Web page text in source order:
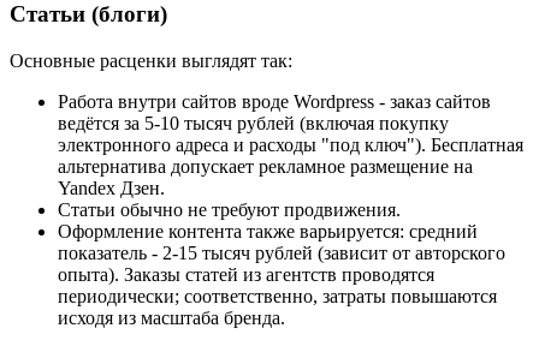
Статьи (блоги)
Основные расценки выглядят так:
Работа внутри сайтов вроде Wordpress - заказ сайтов
ведётся за 5-10 тысяч рублей (включая покупку
электронного адреса и расходы "под ключ"). Бесплатная
альтернатива допускает рекламное размещение на
Yandex Дзен.
Статьи обычно не требуют продвижения.
Оформление контента также варьируется: средний
показатель - 2-15 тысяч рублей (зависит от авторского
опыта). Заказы статей из агентств проводятся
периодически; соответственно, затраты повышаются
исходя из масштаба бренда.